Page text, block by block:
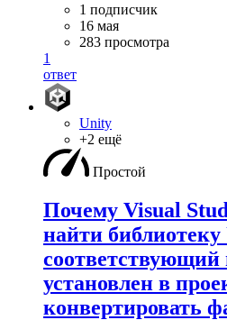
1 подписчик
16 мая
283 просмотра
1
ответ
Unity
+2 ещё
Простой
Почему Visual
найти
соответствующий
установлен в
конвертировать